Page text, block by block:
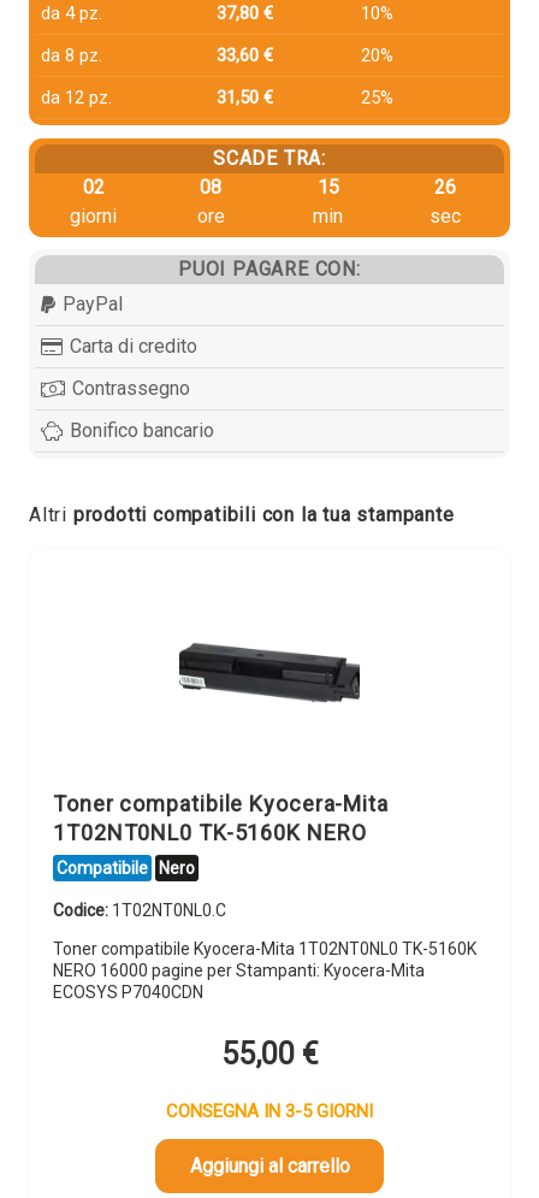
da 4 pz.
37,80 €
10%
da 8 pz.
33,60 €
20%
da 12 pz.
31,50 € 25%
SCADE TRA:
02
giorni
08
ore
15
min
25
sec
PUOI PAGARE CON:
PayPal
Carta di credito
Contrassegno
Bonifico bancario
Altri prodotti compatibili con la tua stampante
Toner compatibile Kyocera-Mita
1T02NT0NL0 TK-5160K NERO
Compatibile Nero
Codice: 1T02NT0NL0.C
Toner compatibile Kyocera-Mita 1T02NT0NL0 TK-5160K
NERO 16000 pagine per Stampanti: Kyocera-Mita
ECOSYS P7040CDN
55,00 €
CONSEGNA IN 3-5 GIORNI
Aggiungi al carrello